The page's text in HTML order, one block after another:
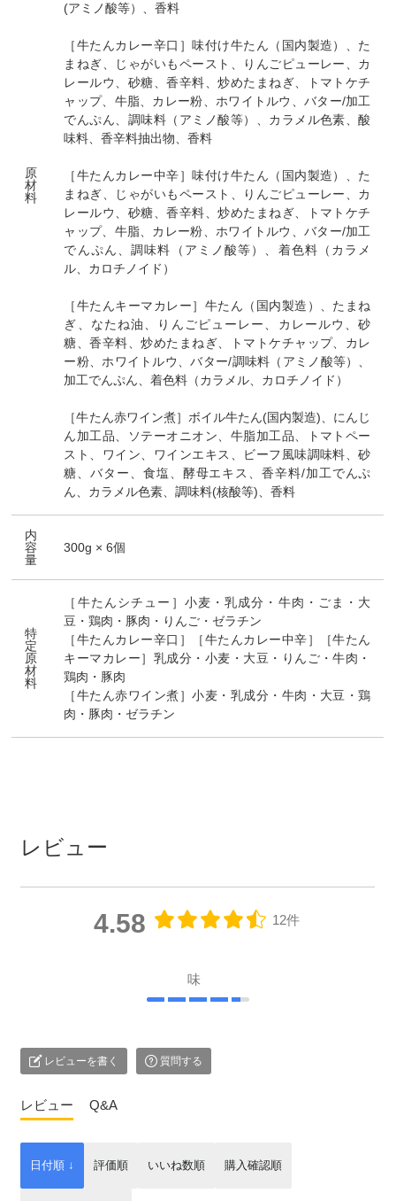
原
材
料
(アミノ酸等）、香料
［牛たんカレー辛口］味付け牛たん（国内製造）、た
まねぎ、じゃがいもペースト、りんごピューレー、カ
レールウ、砂糖、香辛料、炒めたまねぎ、トマトケチ
ャップ、牛脂、カレー粉、ホワイトルウ、バター/加工
でんぷん、調味料（アミノ酸等）、カラメル色素、酸
味料、香辛料抽出物、香料
［牛たんカレー中辛］味付け牛たん（国内製造）、た
まねぎ、じゃがいもペースト、りんごピューレー、カ
レールウ、砂糖、香辛料、炒めたまねぎ、トマトケチ
ャップ、牛脂、カレー粉、ホワイトルウ、バター/加工
でんぷん、調味料（アミノ酸等）、着色料（カラメ
ル、カロチノイド）
［牛たんキーマカレー］牛たん（国内製造）、たまね
ぎ、なたね油、りんごピューレー、カレールウ、砂
糖、香辛料、炒めたまねぎ、トマトケチャップ、カレ
ー粉、ホワイトルウ、バター/調味料（アミノ酸等）、
加工でんぷん、着色料（カラメル、カロチノイド）
［牛たん赤ワイン煮］ボイル牛たん(国内製造)、にんじ
ん加工品、ソテーオニオン、牛脂加工品、トマトペー
スト、ワイン、ワインエキス、ビーフ風味調味料、砂
糖、バター、食塩、酵母エキス、香辛料/加工でんぷ
ん、カラメル色素、調味料(核酸等)、香料
内
容
量
300g × 6個
特
定
原
材
料
［牛たんシチュー］小麦・乳成分・牛肉・ごま・大
豆・鶏肉・豚肉・りんご・ゼラチン
［牛たんカレー辛口］［牛たんカレー中辛］［牛たん
キーマカレー］乳成分・小麦・大豆・りんご・牛肉・
鶏肉・豚肉
［牛たん赤ワイン煮］小麦・乳成分・牛肉・大豆・鶏
肉・豚肉・ゼラチン
レビュー
4.58 12件
味
レビューを書く 質問する
レビュー Q&A
日付順 ↓ 評価順 いいね数順 購入確認順